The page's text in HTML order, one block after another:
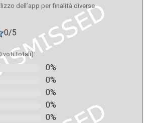
dell’app per finalità diverse
0/5
voti totali):
0%
0%
0%
0%
0%